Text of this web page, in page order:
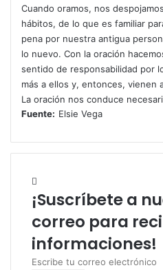
Cuando oramos, nos
hábitos, de lo que es familiar
pena por nuestra antigua
lo nuevo. Con la oración
sentido de responsabilidad por
más a ellos y, entonces, vienen
La oración nos conduce
Fuente: Elsie Vega
¡Suscríbete a
correo para
informaciones!
E